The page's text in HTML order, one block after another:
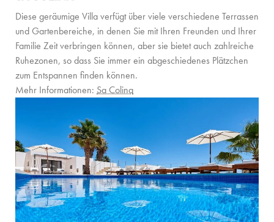
Diese geräumige Villa verfügt über viele verschiedene Terrassen
und Gartenbereiche, in denen Sie mit Ihren Freunden und Ihrer
Familie Zeit verbringen können, aber sie bietet auch zahlreiche
Ruhezonen, so dass Sie immer ein abgeschiedenes Plätzchen
zum Entspannen finden können.
Mehr Informationen: Sa Colina